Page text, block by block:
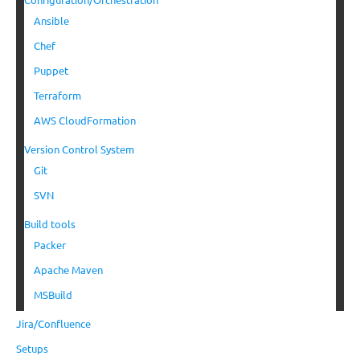
Ansible
Chef
Puppet
Terraform
AWS CloudFormation
Version Control System
Git
SVN
Build tools
Packer
Apache Maven
MSBuild
Jira/Confluence
Setups